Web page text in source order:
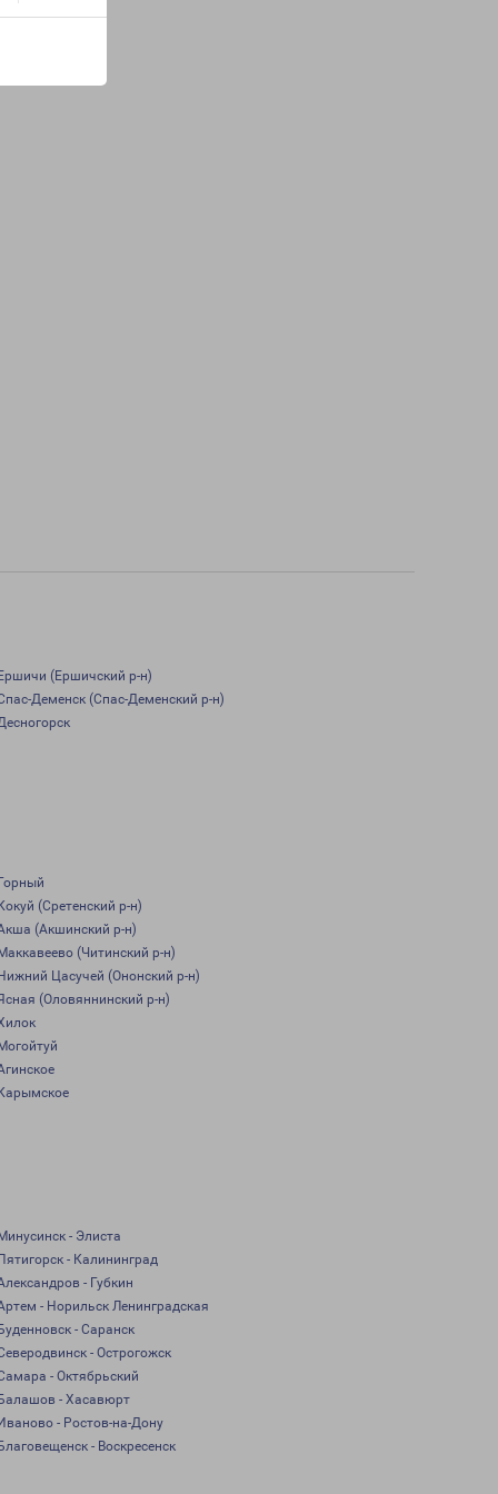
(Ершичский р-н)
Деменск (Спас-Деменский р-н)
(Сретенский р-н)
(Акшинский р-н)
(Читинский р-н)
Цасучей (Ононский р-н)
(Оловяннинский р-н)
- Элиста
- Калининград
- Губкин
- Норильск Ленинградская
- Саранск
- Острогожск
- Октябрьский
- Хасавюрт
- Ростов-на-Дону
- Воскресенск